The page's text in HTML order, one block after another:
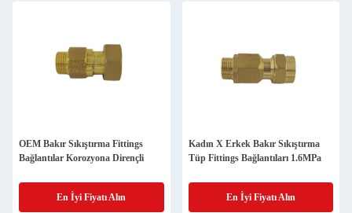
OEM Bakır Sıkıştırma Fittings
Bağlantılar Korozyona Dirençli
En İyi Fiyatı Alın
Kadın X Erkek Bakır Sıkıştırma
Tüp Fittings Bağlantıları 1.6MPa
En İyi Fiyatı Alın